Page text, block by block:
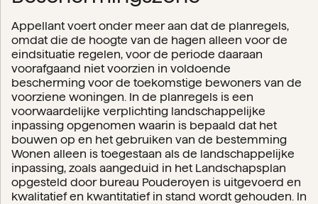
Appellant voert onder meer aan dat de planregels,
omdat die de hoogte van de hagen alleen voor de
eindsituatie regelen, voor de periode daaraan
voorafgaand niet voorzien in voldoende
bescherming voor de toekomstige bewoners van de
voorziene woningen. In de planregels is een
voorwaardelijke verplichting landschappelijke
inpassing opgenomen waarin is bepaald dat het
bouwen op en het gebruiken van de bestemming
Wonen alleen is toegestaan als de landschappelijke
inpassing, zoals aangeduid in het Landschapsplan
opgesteld door bureau Pouderoyen is uitgevoerd en
kwalitatief en kwantitatief in stand wordt gehouden. In